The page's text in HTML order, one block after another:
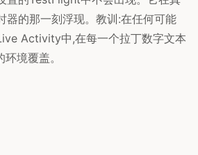
器的那一刻浮现。教训:在任何可能
Activity中,在每一个拉丁数字文本
境覆盖。